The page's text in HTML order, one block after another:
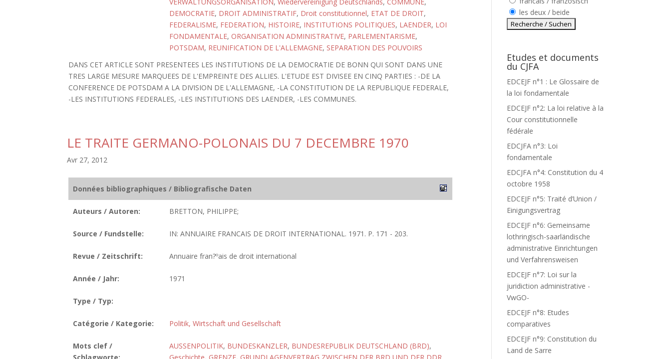
DEMOCRATIE, DROIT ADMINISTRATIF, Droit constitutionnel, ETAT DE DROIT,
FEDERALISME, FEDERATION, HISTOIRE, INSTITUTIONS POLITIQUES, LAENDER, LOI
FONDAMENTALE, ORGANISATION ADMINISTRATIVE, PARLEMENTARISME,
POTSDAM, REUNIFICATION DE L'ALLEMAGNE, SEPARATION DES POUVOIRS
DANS CET ARTICLE SONT PRESENTEES LES INSTITUTIONS DE LA DEMOCRATIE DE BONN QUI SONT DANS UNE
TRES LARGE MESURE MARQUEES DE L'EMPREINTE DES ALLIES. L'ETUDE EST DIVISEE EN CINQ PARTIES : -DE LA
CONFERENCE DE POTSDAM A LA DIVISION DE L'ALLEMAGNE, -LA CONSTITUTION DE LA REPUBLIQUE FEDERALE,
-LES INSTITUTIONS FEDERALES, -LES INSTITUTIONS DES LAENDER, -LES COMMUNES.
LE TRAITE GERMANO-POLONAIS DU 7 DECEMBRE 1970
Avr 27, 2012
Données bibliographiques / Bibliografische Daten
Auteurs / Autoren: BRETTON, PHILIPPE;
Source / Fundstelle: IN: ANNUAIRE FRANCAIS DE DROIT INTERNATIONAL. 1971. P. 171 - 203.
Revue / Zeitschrift: Annuaire fran?ºais de droit international
Année / Jahr: 1971
Type / Typ:
Catégorie / Kategorie: Politik, Wirtschaft und Gesellschaft
Mots clef /
AUSSENPOLITIK, BUNDESKANZLER, BUNDESREPUBLIK DEUTSCHLAND (BRD),
les deux / beide
Etudes et documents
du CJFA
EDCEJF n°1 : Le Glossaire de
la loi fondamentale
EDCEJF n°2: La loi relative à la
Cour constitutionnelle
fédérale
EDCJFA n°3: Loi
fondamentale
EDCJFA n°4: Constitution du 4
octobre 1958
EDCEJF n°5: Traité d’Union /
Einigungsvertrag
EDCEJF n°6: Gemeinsame
lothringisch-saarländische
administrative Einrichtungen
und Verfahrensweisen
EDCEJF n°7: Loi sur la
juridiction administrative -
VwGO-
EDCEJF n°8: Etudes
comparatives
EDCEJF n°9: Constitution du
Land de Sarre